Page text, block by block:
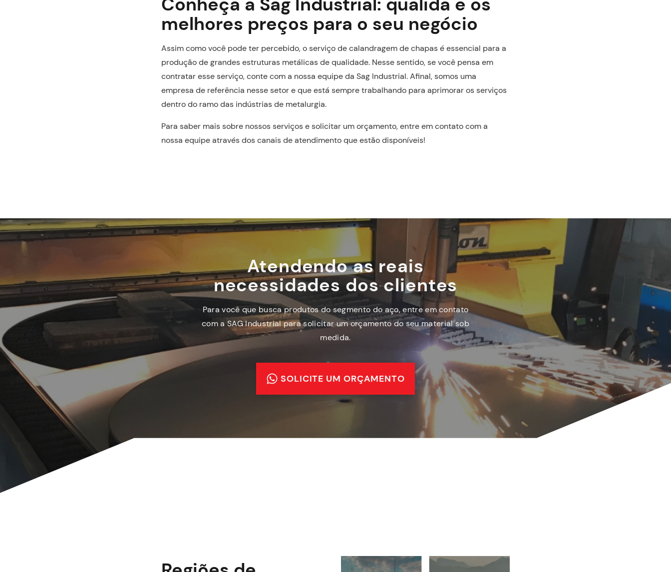
melhores preços para o seu negócio
Assim como você pode ter percebido, o serviço de calandragem de chapas é essencial para a
produção de grandes estruturas metálicas de qualidade. Nesse sentido, se você pensa em
contratar esse serviço, conte com a nossa equipe da Sag Industrial. Afinal, somos uma
empresa de referência nesse setor e que está sempre trabalhando para aprimorar os serviços
dentro do ramo das indústrias de metalurgia.
Para saber mais sobre nossos serviços e solicitar um orçamento, entre em contato com a
nossa equipe através dos canais de atendimento que estão disponíveis!
Atendendo as reais
necessidades dos clientes
Para você que busca produtos do segmento do aço, entre em contato
com a SAG Industrial para solicitar um orçamento do seu material sob
medida.
SOLICITE UM ORÇAMENTO